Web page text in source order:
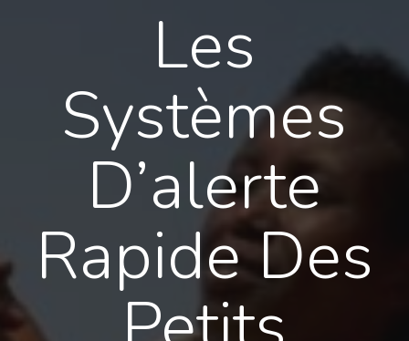
Les
Systèmes
D’alerte
Rapide Des